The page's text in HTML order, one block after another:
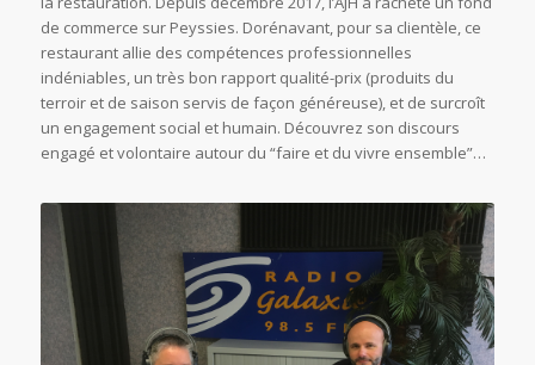
de commerce sur Peyssies. Dorénavant, pour sa clientèle, ce
restaurant allie des compétences professionnelles
indéniables, un très bon rapport qualité-prix (produits du
terroir et de saison servis de façon généreuse), et de surcroît
un engagement social et humain. Découvrez son discours
engagé et volontaire autour du “faire et du vivre ensemble”…